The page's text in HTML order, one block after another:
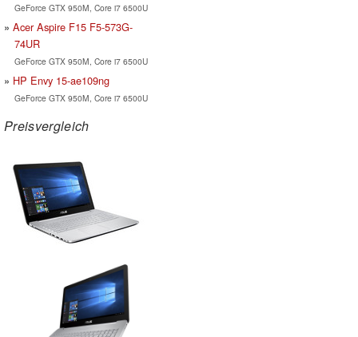
GeForce GTX 950M, Core i7 6500U
Acer Aspire F15 F5-573G-
74UR
GeForce GTX 950M, Core i7 6500U
HP Envy 15-ae109ng
GeForce GTX 950M, Core i7 6500U
Preisvergleich